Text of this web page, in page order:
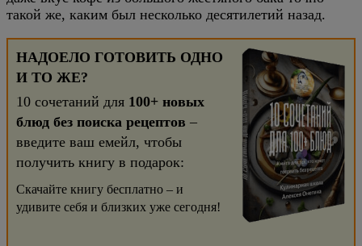
такой же, каким был несколько десятилетий назад.
НАДОЕЛО ГОТОВИТЬ ОДНО
И ТО ЖЕ?
10 сочетаний для 100+ новых
блюд без поиска рецептов –
введите ваш емейл, чтобы
получить книгу в подарок:
Скачайте книгу бесплатно – и
удивите себя и близких уже сегодня!